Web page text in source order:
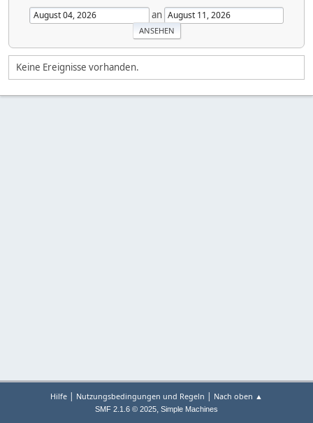
an
Keine Ereignisse vorhanden.
Hilfe | Nutzungsbedingungen und Regeln | Nach oben ▲
SMF 2.1.6 © 2025, Simple Machines